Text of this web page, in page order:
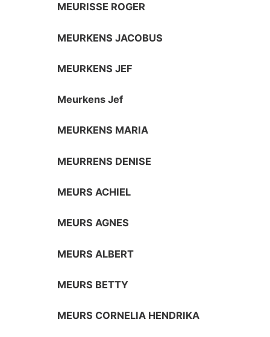
MEURISSE ROGER
MEURKENS JACOBUS
MEURKENS JEF
Meurkens Jef
MEURKENS MARIA
MEURRENS DENISE
MEURS ACHIEL
MEURS AGNES
MEURS ALBERT
MEURS BETTY
MEURS CORNELIA HENDRIKA